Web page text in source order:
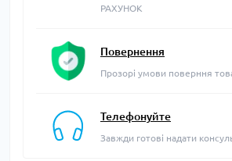
РАХУНОК
Повернення
Прозорі умови поверння
Телефонуйте
Завжди готові надати